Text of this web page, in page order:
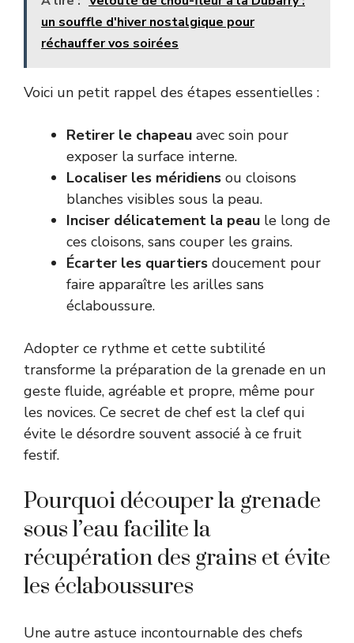
un souffle d'hiver nostalgique pour
réchauffer vos soirées
Voici un petit rappel des étapes essentielles :
Retirer le chapeau avec soin pour
exposer la surface interne.
Localiser les méridiens ou cloisons
blanches visibles sous la peau.
Inciser délicatement la peau le long de
ces cloisons, sans couper les grains.
Écarter les quartiers doucement pour
faire apparaître les arilles sans
éclaboussure.
Adopter ce rythme et cette subtilité
transforme la préparation de la grenade en un
geste fluide, agréable et propre, même pour
les novices. Ce secret de chef est la clef qui
évite le désordre souvent associé à ce fruit
festif.
Pourquoi découper la grenade
sous l’eau facilite la
récupération des grains et évite
les éclaboussures
Une autre astuce incontournable des chefs